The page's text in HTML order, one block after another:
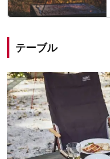
テーブル